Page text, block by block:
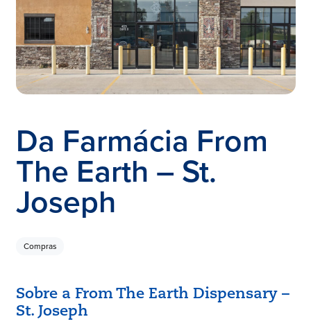
Da Farmácia From
The Earth – St.
Joseph
Compras
Sobre a From The Earth Dispensary –
St. Joseph